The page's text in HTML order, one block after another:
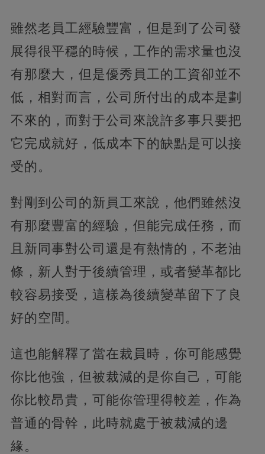
雖然老員工經驗豐富，但是到了公司發
展得很平穩的時候，工作的需求量也沒
有那麼大，但是優秀員工的工資卻並不
低，相對而言，公司所付出的成本是劃
不來的，而對于公司來說許多事只要把
它完成就好，低成本下的缺點是可以接
受的。
對剛到公司的新員工來說，他們雖然沒
有那麼豐富的經驗，但能完成任務，而
且新同事對公司還是有熱情的，不老油
條，新人對于後續管理，或者變革都比
較容易接受，這樣為後續變革留下了良
好的空間。
這也能解釋了當在裁員時，你可能感覺
你比他強，但被裁減的是你自己，可能
你比較昂貴，可能你管理得較差，作為
普通的骨幹，此時就處于被裁減的邊
緣。